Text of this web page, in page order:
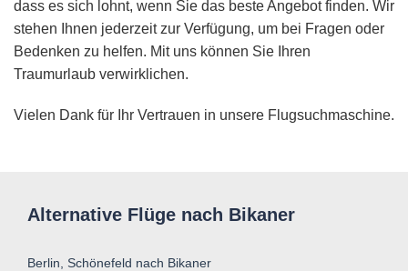
dass es sich lohnt, wenn Sie das beste Angebot finden. Wir
stehen Ihnen jederzeit zur Verfügung, um bei Fragen oder
Bedenken zu helfen. Mit uns können Sie Ihren
Traumurlaub verwirklichen.
Vielen Dank für Ihr Vertrauen in unsere Flugsuchmaschine.
Alternative Flüge nach Bikaner
Berlin, Schönefeld nach Bikaner